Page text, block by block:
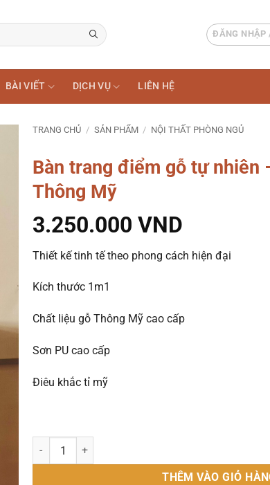
ĐĂNG NHẬP
BÀI VIẾT DỊCH VỤ LIÊN HỆ
TRANG CHỦ / SẢN PHẨM / NỘI THẤT PHÒNG NGỦ
Bàn trang điểm gỗ tự nhiên
Thông Mỹ
3.250.000 VND
Thiết kế tinh tế theo phong cách hiện đại
Kích thước 1m1
Chất liệu gỗ Thông Mỹ cao cấp
Sơn PU cao cấp
Điêu khắc tỉ mỹ
Bàn trang điểm gỗ tự nhiên - Bàn phấn Gỗ Thông Mỹ
THÊM VÀO GIỎ